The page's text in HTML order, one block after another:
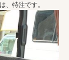
、特注です。